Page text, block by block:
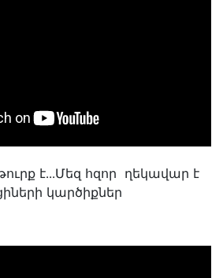
է․․․Մեզ հզոր ղեկավար է
կարծիքներ